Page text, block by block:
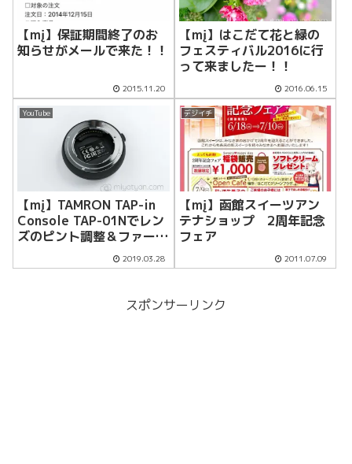
【mį】保証期間終了のお
知らせがメールで来た！！
2015.11.20
【mį】はこだて花と緑の
フェスティバル2016に行
って来ましたー！！
2016.06.15
YouTube
【mį】TAMRON TAP-in
Console TAP-01Nでレン
ズのピント調整＆ファーム
ウェアアップデート！！
2019.03.28
デジイチ
【mį】函館スイーツアン
テナショップ 2周年記念
フェア
2011.07.09
スポンサーリンク